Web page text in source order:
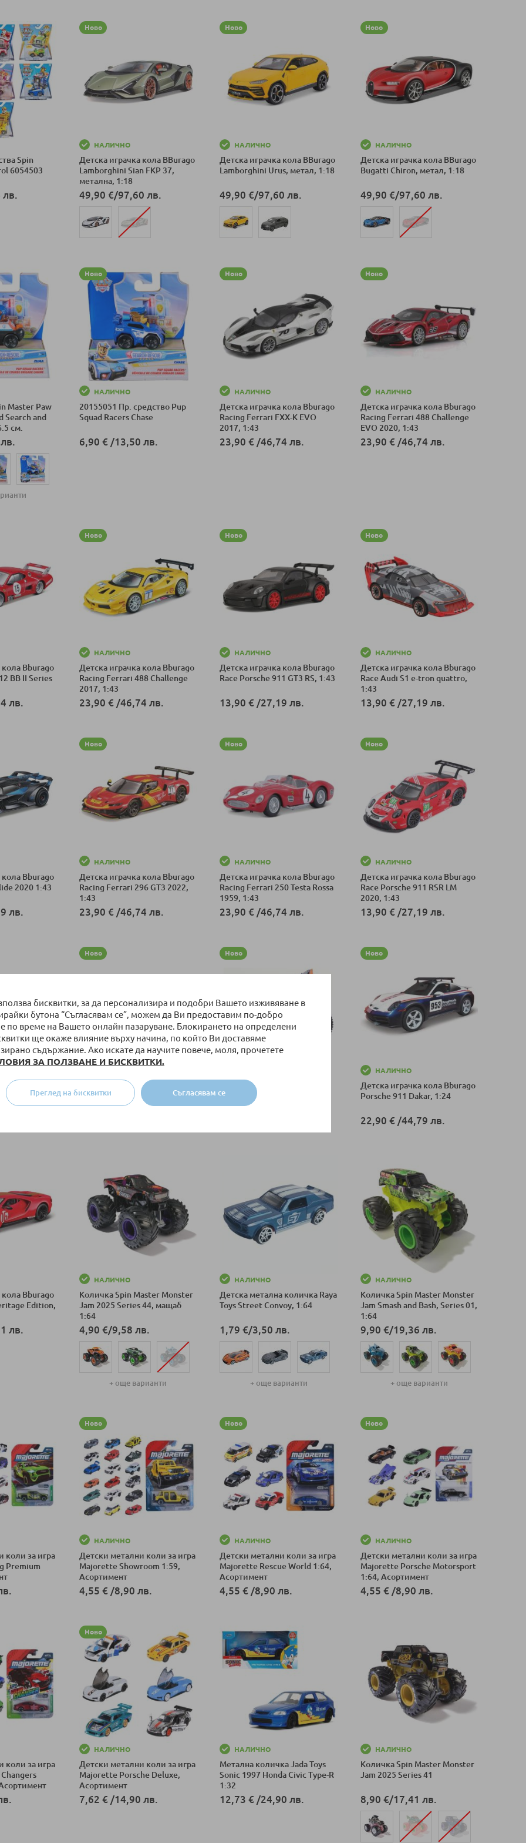
бисквитки, за да персонализира и подобри Вашето изживяване в
бутона “Съгласявам се”, можем да Ви предоставим по-добро
по време на Вашето онлайн пазаруване. Блокирането на определени
ще окаже влияние върху начина, по който Ви доставяме
съдържание. Ако искате да научите повече, моля, прочетете
ЗА ПОЛЗВАНЕ И БИСКВИТКИ.
Съгласявам се
Преглед на бисквитки
Spin
6054503
лв.
Ново
НАЛИЧНО
Детска играчка кола BBurago
Lamborghini Sian FKP 37,
метална, 1:18
49,90 €/97,60 лв.
Ново
НАЛИЧНО
Детска играчка кола BBurago
Lamborghini Urus, метал, 1:18
49,90 €/97,60 лв.
Ново
НАЛИЧНО
Детска играчка кола BBurago
Bugatti Chiron, метал, 1:18
49,90 €/97,60 лв.
Master Paw
Search and
см.
Ново
НАЛИЧНО
20155051 Пр. средство Pup
Squad Racers Chase
6,90 € /13,50 лв.
Ново
НАЛИЧНО
Детска играчка кола Bburago
Racing Ferrari FXX-K EVO
2017, 1:43
23,90 € /46,74 лв.
Ново
НАЛИЧНО
Детска играчка кола Bburago
Racing Ferrari 488 Challenge
EVO 2020, 1:43
23,90 €/46,74 лв.
кола Bburago
BB II Series
лв.
Ново
НАЛИЧНО
Детска играчка кола Bburago
Racing Ferrari 488 Challenge
2017, 1:43
23,90 € /46,74 лв.
Ново
НАЛИЧНО
Детска играчка кола Bburago
Race Porsche 911 GT3 RS, 1:43
13,90 € /27,19 лв.
Ново
НАЛИЧНО
Детска играчка кола Bburago
Race Audi S1 e-tron quattro,
1:43
13,90 €/27,19 лв.
кола Bburago
2020 1:43
лв.
Ново
НАЛИЧНО
Детска играчка кола Bburago
Racing Ferrari 296 GT3 2022,
1:43
23,90 € /46,74 лв.
Ново
НАЛИЧНО
Детска играчка кола Bburago
Racing Ferrari 250 Testa Rossa
1959, 1:43
23,90 € /46,74 лв.
Ново
НАЛИЧНО
Детска играчка кола Bburago
Race Porsche 911 RSR LM
2020, 1:43
13,90 € /27,19 лв.
Bburago
Huracan,
Ново
Детска играчка кола Bburago
Race Chevrolet Corvette C8.R
1:43
Ново
Детска играчка мотор
Bburago Red Bull KTM, 1:18,
асортимент
Ново
НАЛИЧНО
Детска играчка кола Bburago
Porsche 911 Dakar, 1:24
22,90 €/44,79 лв.
кола Bburago
Edition,
лв.
НАЛИЧНО
Количка Spin Master Monster
Jam 2025 Series 44, мащаб
1:64
4,90 €/9,58 лв.
+ още варианти
НАЛИЧНО
Детска метална количка Raya
Toys Street Convoy, 1:64
1,79 €/3,50 лв.
+ още варианти
НАЛИЧНО
Количка Spin Master Monster
Jam Smash and Bash, Series 01,
1:64
9,90 €/19,36 лв.
+ още варианти
коли за игра
Premium
Ново
НАЛИЧНО
Детски метални коли за игра
Majorette Showroom 1:59,
Асортимент
4,55 € /8,90 лв.
Ново
НАЛИЧНО
Детски метални коли за игра
Majorette Rescue World 1:64,
Асортимент
4,55 € /8,90 лв.
Ново
НАЛИЧНО
Детски метални коли за игра
Majorette Porsche Motorsport
1:64, Асортимент
4,55 €/8,90 лв.
коли за игра
Ново
НАЛИЧНО
Детски метални коли за игра
Majorette Porsche Deluxe,
Асортимент
7,62 € /14,90 лв.
НАЛИЧНО
Метална количка Jada Toys
Sonic 1997 Honda Civic Type-R
1:32
12,73 € /24,90 лв.
НАЛИЧНО
Количка Spin Master Monster
Jam 2025 Series 41
8,90 €/17,41 лв.